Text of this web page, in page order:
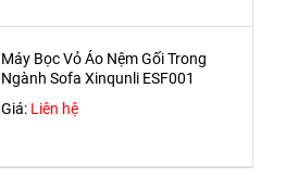
Máy Bọc Vỏ Áo Nệm Gối Trong
Ngành Sofa Xinqunli ESF001
Giá: Liên hệ